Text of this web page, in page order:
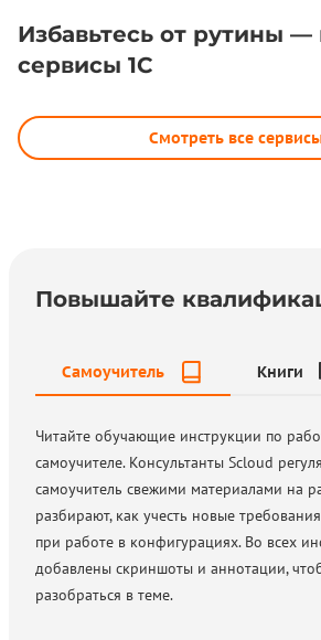
Избавьтесь от рутины
сервисы 1С
Смотреть все
Повышайте
Самоучитель Книги
Читайте обучающие инструкции по
самоучителе. Консультанты Scloud
самоучитель свежими материалами на
разбирают, как учесть новые
при работе в конфигурациях. Во всех
добавлены скриншоты и аннотации,
разобраться в теме.